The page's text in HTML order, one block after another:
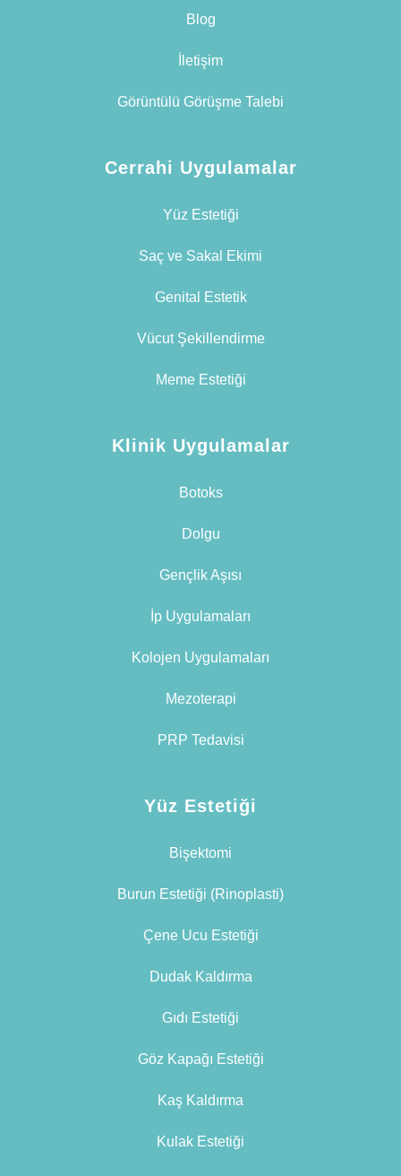
Blog
İletişim
Görüntülü Görüşme Talebi
Cerrahi Uygulamalar
Yüz Estetiği
Saç ve Sakal Ekimi
Genital Estetik
Vücut Şekillendirme
Meme Estetiği
Klinik Uygulamalar
Botoks
Dolgu
Gençlik Aşısı
İp Uygulamaları
Kolojen Uygulamaları
Mezoterapi
PRP Tedavisi
Yüz Estetiği
Bişektomi
Burun Estetiği (Rinoplasti)
Çene Ucu Estetiği
Dudak Kaldırma
Gıdı Estetiği
Göz Kapağı Estetiği
Kaş Kaldırma
Kulak Estetiği